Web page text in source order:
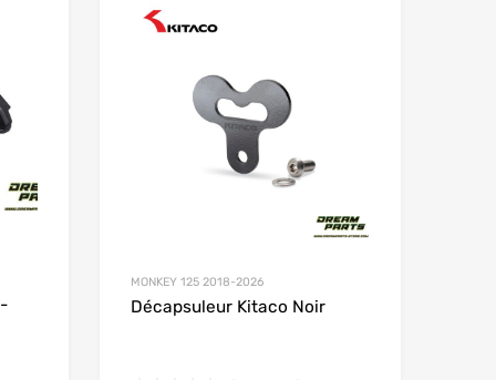
Add to Wishlist
MONKEY 125 2018-2026
Décapsuleur Kitaco Noir